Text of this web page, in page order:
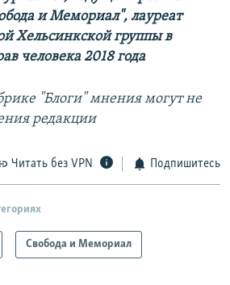
и Мемориал", лауреат
Хельсинкской группы в
человека 2018 года
"Блоги" мнения могут не
редакции​
Читать без VPN Подпишитесь
Свобода и Мемориал